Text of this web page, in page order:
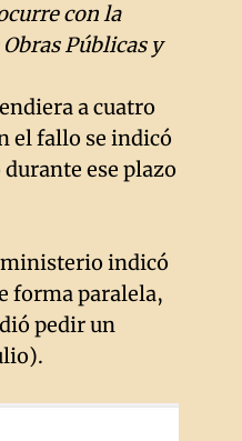
con la
Públicas y
a cuatro
el fallo se indicó
ese plazo
ministerio indicó
forma paralela,
pedir un